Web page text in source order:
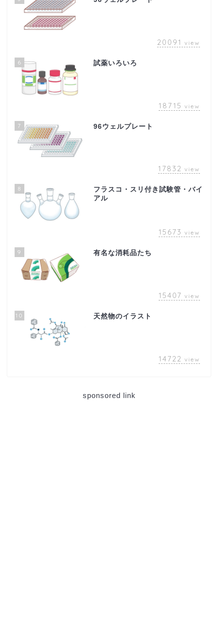
20091 view
6 試薬いろいろ
18715 view
7 96ウェルプレート
17832 view
8
フラスコ・スリ付き試験管・バイ
アル
15673 view
9 有名な消耗品たち
15407 view
10 天然物のイラスト
14722 view
sponsored link